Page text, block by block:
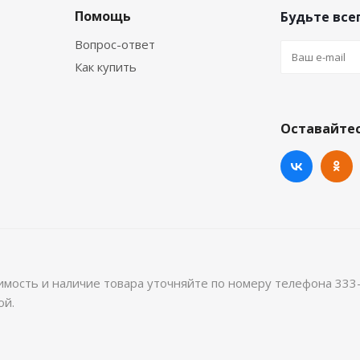
Помощь
Вопрос-ответ
Как купить
Будьте
и наличие товара уточняйте по номеру телефона